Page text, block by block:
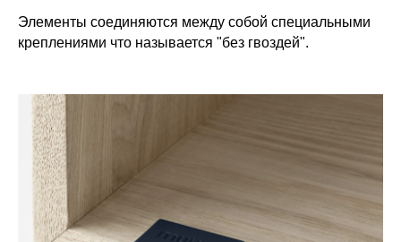
Элементы соединяются между собой специальными
креплениями что называется "без гвоздей".